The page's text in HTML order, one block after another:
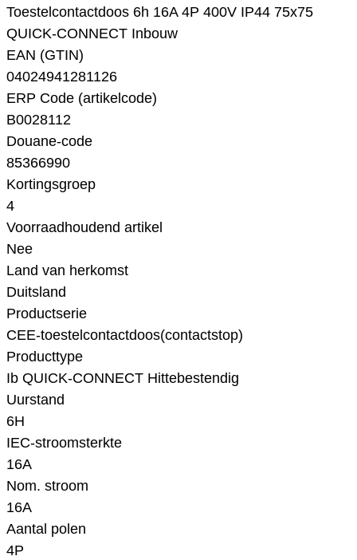
Toestelcontactdoos 6h 16A 4P 400V IP44 75x75
QUICK-CONNECT Inbouw
EAN (GTIN)
04024941281126
ERP Code (artikelcode)
B0028112
Douane-code
85366990
Kortingsgroep
4
Voorraadhoudend artikel
Nee
Land van herkomst
Duitsland
Productserie
CEE-toestelcontactdoos(contactstop)
Producttype
Ib QUICK-CONNECT Hittebestendig
Uurstand
6H
IEC-stroomsterkte
16A
Nom. stroom
16A
Aantal polen
4P